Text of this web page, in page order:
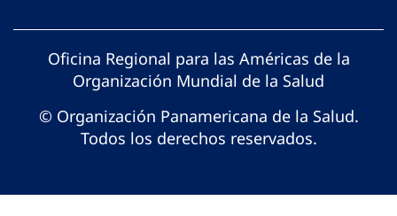
Oficina Regional para las Américas de la
Organización Mundial de la Salud
© Organización Panamericana de la Salud.
Todos los derechos reservados.